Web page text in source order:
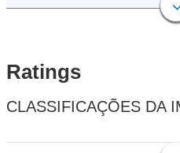
Ratings
CLASSIFICAÇÕES DA